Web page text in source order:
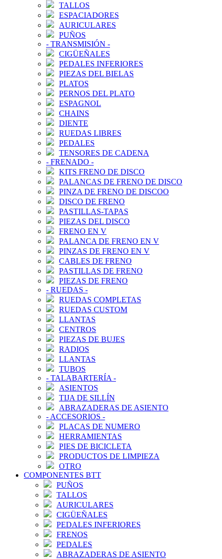
TALLOS
ESPACIADORES
AURICULARES
PUÑOS
- TRANSMISIÓN -
CIGÜEÑALES
PEDALES INFERIORES
PIEZAS DEL BIELAS
PLATOS
PERNOS DEL PLATO
ESPAGNOL
CHAINS
DIENTE
RUEDAS LIBRES
PEDALES
TENSORES DE CADENA
- FRENADO -
KITS FRENO DE DISCO
PALANCAS DE FRENO DE DISCO
PINZA DE FRENO DE DISCOO
DISCO DE FRENO
PASTILLAS-TAPAS
PIEZAS DEL DISCO
FRENO EN V
PALANCA DE FRENO EN V
PINZAS DE FRENO EN V
CABLES DE FRENO
PASTILLAS DE FRENO
PIEZAS DE FRENO
- RUEDAS -
RUEDAS COMPLETAS
RUEDAS CUSTOM
LLANTAS
CENTROS
PIEZAS DE BUJES
RADIOS
LLANTAS
TUBOS
- TALABARTERÍA -
ASIENTOS
TIJA DE SILLÍN
ABRAZADERAS DE ASIENTO
- ACCESORIOS -
PLACAS DE NUMERO
HERRAMIENTAS
PIES DE BICICLETA
PRODUCTOS DE LIMPIEZA
OTRO
COMPONENTES BTT
PUÑOS
TALLOS
AURICULARES
CIGÜEÑALES
PEDALES INFERIORES
FRENOS
PEDALES
ABRAZADERAS DE ASIENTO